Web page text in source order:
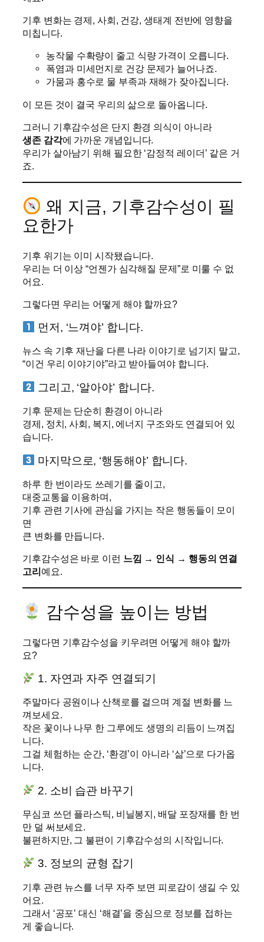
기후 변화는 경제, 사회, 건강, 생태계 전반에 영향을
미칩니다.
농작물 수확량이 줄고 식량 가격이 오릅니다.
폭염과 미세먼지로 건강 문제가 늘어나죠.
가뭄과 홍수로 물 부족과 재해가 잦아집니다.
이 모든 것이 결국 우리의 삶으로 돌아옵니다.
그러니 기후감수성은 단지 환경 의식이 아니라
생존 감각에 가까운 개념입니다.
우리가 살아남기 위해 필요한 ‘감정적 레이더’ 같은 거
죠.
왜 지금, 기후감수성이 필
요한가
기후 위기는 이미 시작됐습니다.
우리는 더 이상 “언젠가 심각해질 문제”로 미룰 수 없
어요.
그렇다면 우리는 어떻게 해야 할까요?
먼저, ‘느껴야’ 합니다.
뉴스 속 기후 재난을 다른 나라 이야기로 넘기지 말고,
“이건 우리 이야기야”라고 받아들여야 합니다.
그리고, ‘알아야’ 합니다.
기후 문제는 단순히 환경이 아니라
경제, 정치, 사회, 복지, 에너지 구조와도 연결되어 있
습니다.
마지막으로, ‘행동해야’ 합니다.
하루 한 번이라도 쓰레기를 줄이고,
대중교통을 이용하며,
기후 관련 기사에 관심을 가지는 작은 행동들이 모이
면
큰 변화를 만듭니다.
기후감수성은 바로 이런 느낌 → 인식 → 행동의 연결
고리예요.
감수성을 높이는 방법
그렇다면 기후감수성을 키우려면 어떻게 해야 할까
요?
1. 자연과 자주 연결되기
주말마다 공원이나 산책로를 걸으며 계절 변화를 느
껴보세요.
작은 꽃이나 나무 한 그루에도 생명의 리듬이 느껴집
니다.
그걸 체험하는 순간, ‘환경’이 아니라 ‘삶’으로 다가옵
니다.
2. 소비 습관 바꾸기
무심코 쓰던 플라스틱, 비닐봉지, 배달 포장재를 한 번
만 덜 써보세요.
불편하지만, 그 불편이 기후감수성의 시작입니다.
3. 정보의 균형 잡기
기후 관련 뉴스를 너무 자주 보면 피로감이 생길 수 있
어요.
그래서 ‘공포’ 대신 ‘해결’을 중심으로 정보를 접하는
게 좋습니다.